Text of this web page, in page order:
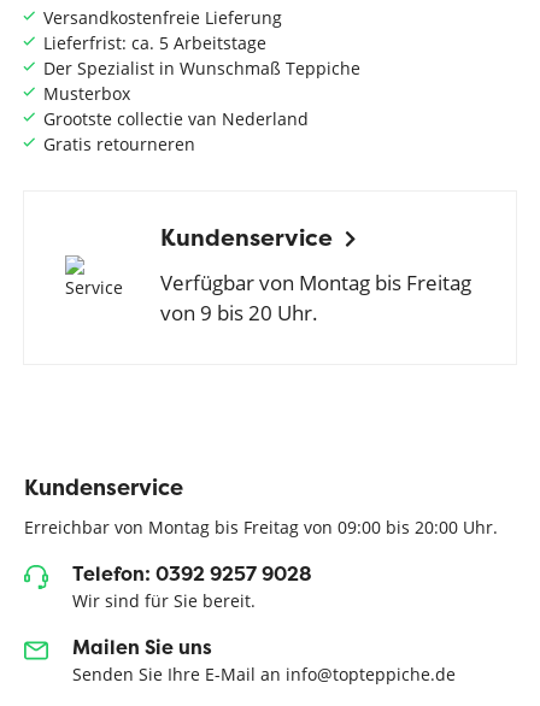
Versandkostenfreie Lieferung
Lieferfrist: ca. 5 Arbeitstage
Der Spezialist in Wunschmaß Teppiche
Musterbox
Grootste collectie van Nederland
Gratis retourneren
Kundenservice
Verfügbar von Montag bis Freitag
von 9 bis 20 Uhr.
Kundenservice
Erreichbar von Montag bis Freitag von 09:00 bis 20:00 Uhr.
Telefon: 0392 9257 9028
Wir sind für Sie bereit.
Mailen Sie uns
Senden Sie Ihre E-Mail an info@topteppiche.de